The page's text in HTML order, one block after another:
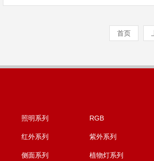
首页
照明系列 RGB
红外系列 紫外系列
侧面系列 植物灯系列